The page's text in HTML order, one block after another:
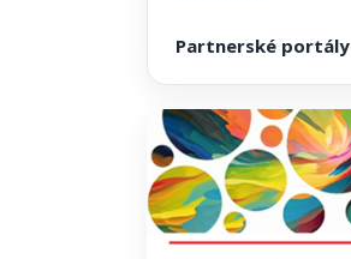
Partnerské portály